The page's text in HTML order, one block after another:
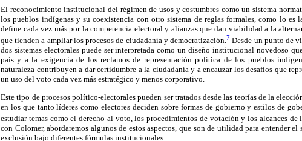
El reconocimiento institucional del régimen de usos y costumbres como un sistema
los pueblos indígenas y su coexistencia con otro sistema de reglas formales, como lo
define cada vez más por la competencia electoral y alianzas que dan viabilidad a la
que tienden a ampliar los procesos de ciudadanía y democratización.7Desde un punto de
dos sistemas electorales puede ser interpretada como un diseño institucional novedoso
país y a la exigencia de los reclamos de representación política de los pueblos
naturaleza contribuyen a dar certidumbre a la ciudadanía y a encauzar los desafíos que
un uso del voto cada vez más estratégico y menos corporativo.
Este tipo de procesos político-electorales pueden ser tratados desde las teorías de la
en los que tanto líderes como electores deciden sobre formas de gobierno y estilos de
estudiar temas como el derecho al voto, los procedimientos de votación y los alcances de
con Colomer, abordaremos algunos de estos aspectos, que son de utilidad para entender
exclusión bajo diferentes fórmulas institucionales.